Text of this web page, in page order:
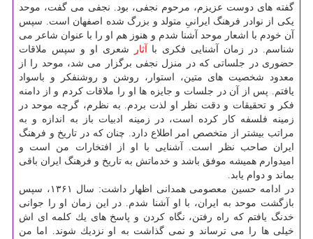
گفته های دوست عزیزم، مرحوم نجفی، بود. نجفی می گفت، موحد
یكی از نوادر فرهنگ ایرانیِ متولد و بزرگ شده اصفهان است. سپس
آن خودم با اشعار موحد آشنا شدم و هنوز هم او را با عنوان شاعر می
شناسم. در زمان آشنایی فكری با
آثار
شعری او و سپس ملاقات
حضوری در جلساتی كه در منزل نجفی برگزار می شد، موحد را از
معدود شخصیت های متین، استوار، روشن و روشنفكر و باسواد
یافتم. پس از آن در جلسات و جایزه ها او را ملاقات كردم و از دامنه
فكر و تحقیقات و دقت نظر او لذت بردم. به نظرم، گرچه موحد در
زمینه فلسفه كار كرده است، در زمینه ادبیات باز به اندازه و به
مراتب بیشتر از متخصص امر اطلاع دارد. چنان كه در تاریخ و فرهنگ
ایران صاحب نظر است. آشنایی با او از افتخارات من است و
امیدوارم همیشه موفق باشد و خدماتش به تاریخ و فرهنگ ایران باقی
بماند و دوام یابد.
در ادامه حسین معصومی همدانی اظهار داشت: سال ۱۳۶۱، سپس
بازگشت موحد به ایران، با او آشنا شدم. در این زمان او را جوانی
خدنگ یافتم كه راه رفتن، نگاه كردن و پاسخ های یك كلمه ای اش
خیلی ها را می ترساند و نمی گذاشت به او نزدیك شوند. اما من